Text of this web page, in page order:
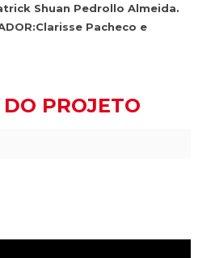
Shuan Pedrollo Almeida.
Pacheco e
PROJETO